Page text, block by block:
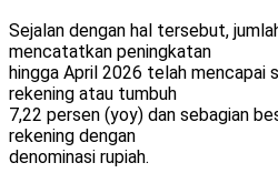
Sejalan dengan hal tersebut,
mencatatkan peningkatan
hingga April 2026 telah mencapai
rekening atau tumbuh
7,22 persen (yoy) dan sebagian
rekening dengan
denominasi rupiah.